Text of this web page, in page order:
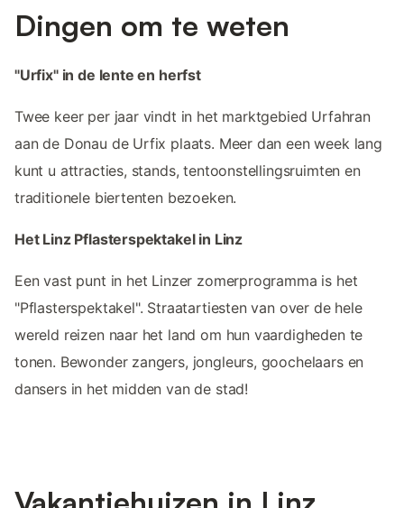
Dingen om te weten
"Urfix" in de lente en herfst
Twee keer per jaar vindt in het marktgebied Urfahran
aan de Donau de Urfix plaats. Meer dan een week lang
kunt u attracties, stands, tentoonstellingsruimten en
traditionele biertenten bezoeken.
Het Linz Pflasterspektakel in Linz
Een vast punt in het Linzer zomerprogramma is het
"Pflasterspektakel". Straatartiesten van over de hele
wereld reizen naar het land om hun vaardigheden te
tonen. Bewonder zangers, jongleurs, goochelaars en
dansers in het midden van de stad!